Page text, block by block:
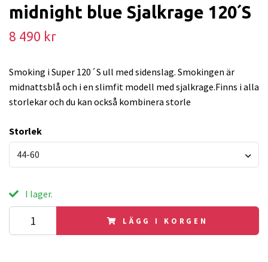
midnight blue Sjalkrage 120´S
8 490 kr
Smoking i Super 120´S ull med sidenslag. Smokingen är
midnattsblå och i en slimfit modell med sjalkrage.Finns i alla
storlekar och du kan också kombinera storle
Storlek
44-60
I lager.
LÄGG I KORGEN